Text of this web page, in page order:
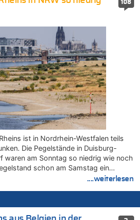
108
ist in Nordrhein-Westfalen teils
Die Pegelstände in Duisburg-
waren am Sonntag so niedrig wie noch
schon am Samstag ein…
....weiterlesen